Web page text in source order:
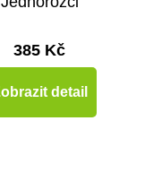
385 Kč
detail